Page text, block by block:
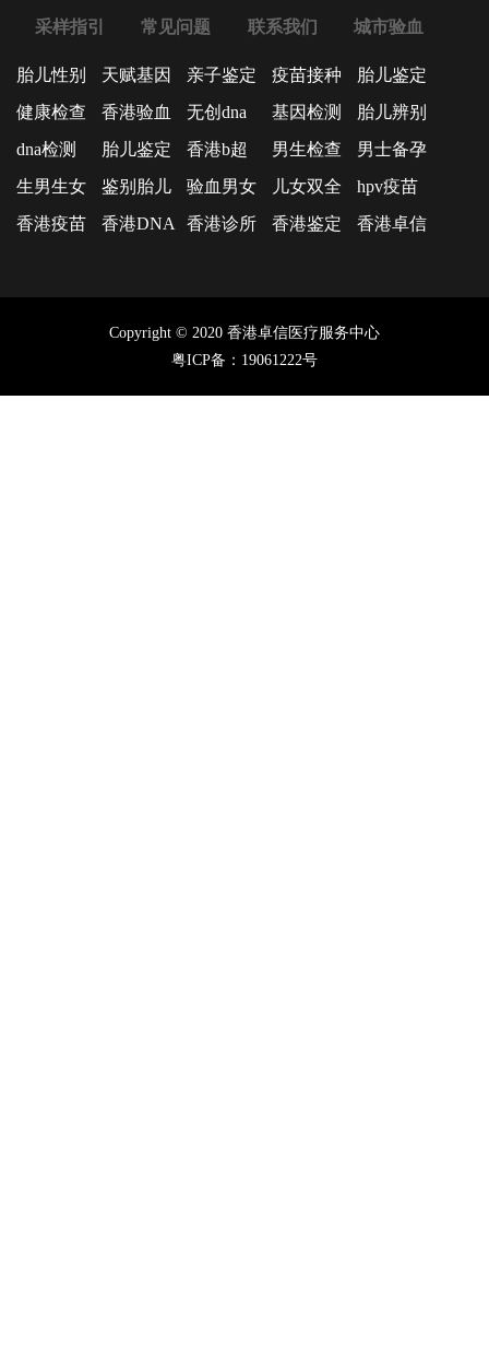
采样指引
常见问题 联系我们 城市验血
胎儿性别 天赋基因 亲子鉴定 疫苗接种
胎儿鉴定
健康检查
香港验血 无创dna 基因检测
胎儿辨别
dna检测
胎儿鉴定 香港b超 男生检查
男士备孕
生男生女
鉴别胎儿 验血男女 儿女双全
hpv疫苗
香港疫苗
香港DNA 香港诊所 香港鉴定 香港卓信
Copyright © 2020 香港卓信医疗服务中心
粤ICP备：19061222号